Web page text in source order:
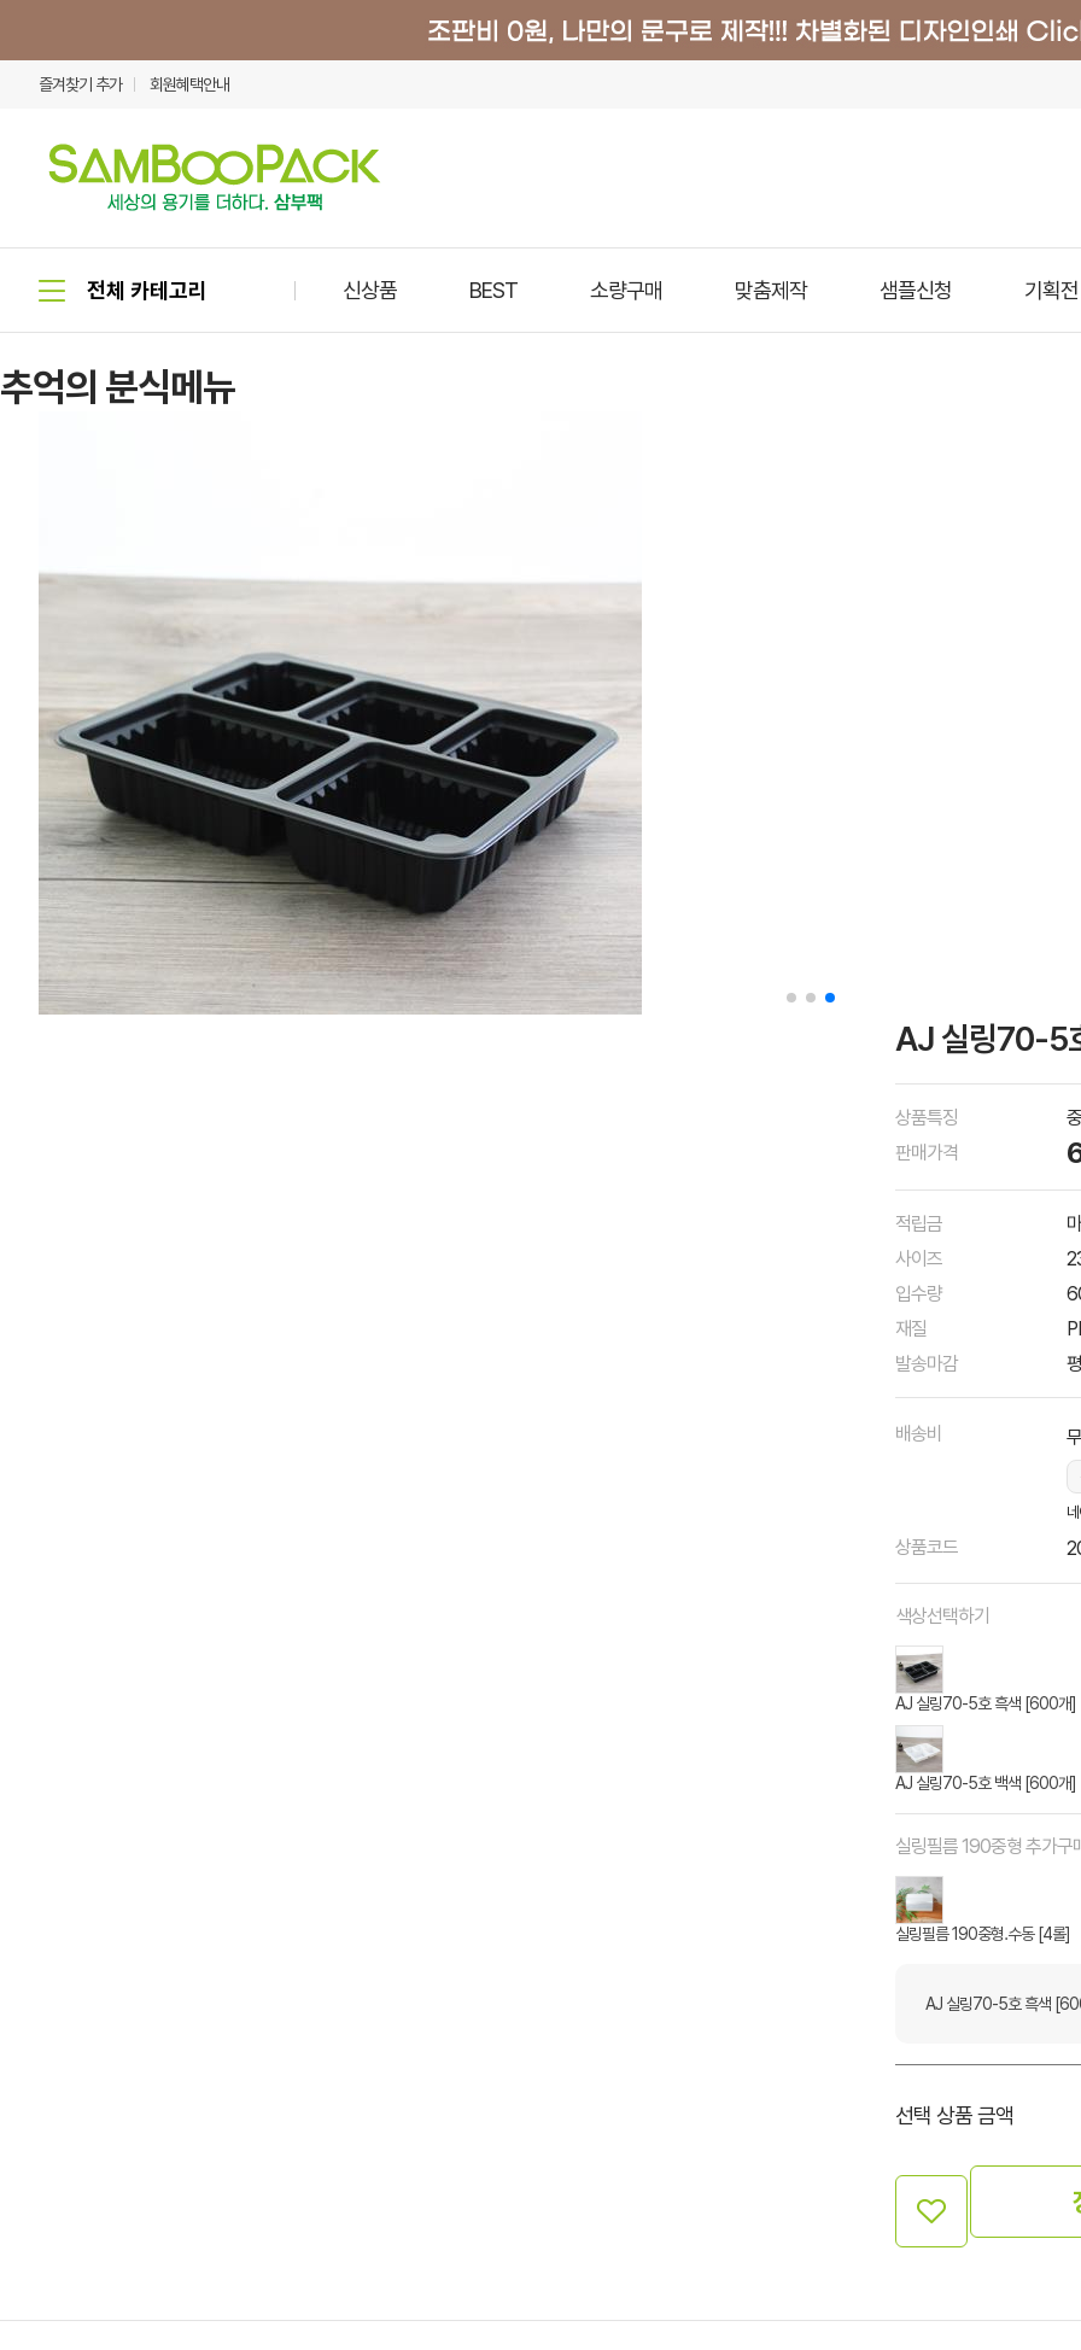
즐겨찾기 추가 회원혜택안내
신상품 BEST 소량구매 맞춤제작 샘플신청 기획전
추억의 분식메뉴
AJ 실링70-5
상품특징
판매가격
적립금
사이즈
입수량
재질
발송마감
배송비
상품코드
색상선택하기
AJ 실링70-5호 흑색 [600개]
AJ 실링70-5호 백색 [600개]
실링필름 190중형 추가구
실링필름 190중형.수동 [4롤]
AJ 실링70-5호 흑색
선택 상품 금액